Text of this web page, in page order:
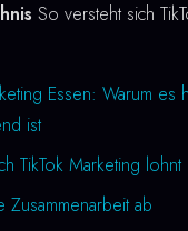
So versteht sich
Essen: Warum es
ist
TikTok Marketing lohnt
Zusammenarbeit ab